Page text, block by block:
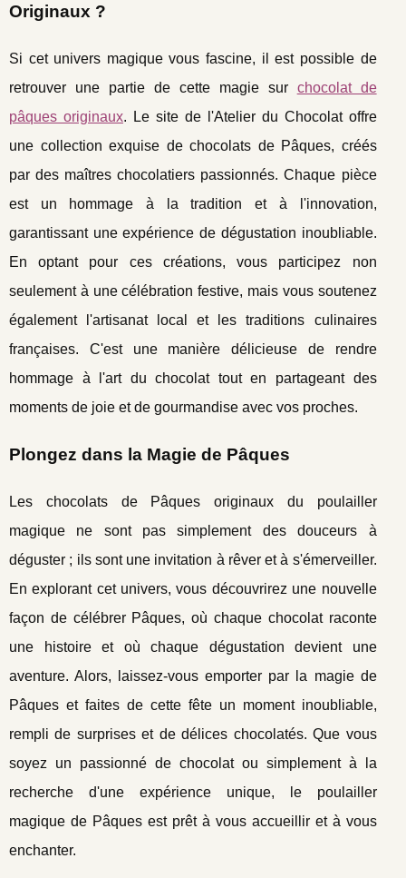
Originaux ?
Si cet univers magique vous fascine, il est possible de
retrouver une partie de cette magie sur chocolat de
pâques originaux. Le site de l'Atelier du Chocolat offre
une collection exquise de chocolats de Pâques, créés
par des maîtres chocolatiers passionnés. Chaque pièce
est un hommage à la tradition et à l'innovation,
garantissant une expérience de dégustation inoubliable.
En optant pour ces créations, vous participez non
seulement à une célébration festive, mais vous soutenez
également l'artisanat local et les traditions culinaires
françaises. C'est une manière délicieuse de rendre
hommage à l'art du chocolat tout en partageant des
moments de joie et de gourmandise avec vos proches.
Plongez dans la Magie de Pâques
Les chocolats de Pâques originaux du poulailler
magique ne sont pas simplement des douceurs à
déguster ; ils sont une invitation à rêver et à s'émerveiller.
En explorant cet univers, vous découvrirez une nouvelle
façon de célébrer Pâques, où chaque chocolat raconte
une histoire et où chaque dégustation devient une
aventure. Alors, laissez-vous emporter par la magie de
Pâques et faites de cette fête un moment inoubliable,
rempli de surprises et de délices chocolatés. Que vous
soyez un passionné de chocolat ou simplement à la
recherche d'une expérience unique, le poulailler
magique de Pâques est prêt à vous accueillir et à vous
enchanter.